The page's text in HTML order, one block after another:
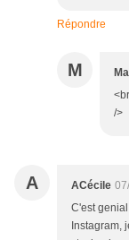
Répondre
M
/>
A ACécile
C'est
Instagram,